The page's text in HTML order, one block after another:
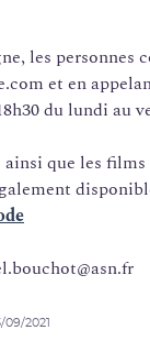
les personnes
et en
du lundi au
que les
2021